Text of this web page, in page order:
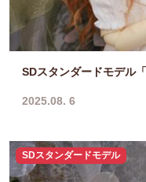
SDスタンダードモデル
2025.08. 6
SDスタンダードモデル